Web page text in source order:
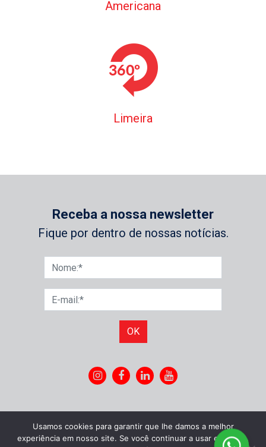
Americana
Limeira
Receba a nossa newsletter
Fique por dentro de nossas notícias.
OK
Usamos cookies para garantir que lhe damos a melhor
experiência em nosso site. Se você continuar a usar este site,